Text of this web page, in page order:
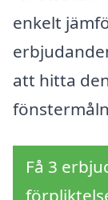
enkelt
att hitta
Få 3